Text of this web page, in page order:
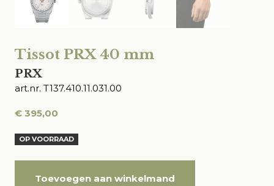
Tissot PRX 40 mm
PRX
art.nr. T137.410.11.031.00
€ 395,00
OP VOORRAAD
Toevoegen aan winkelmand